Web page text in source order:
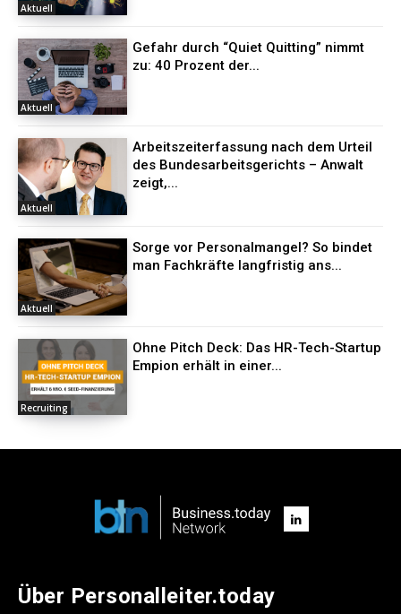
Aktuell
Aktuell
Gefahr durch “Quiet Quitting” nimmt
zu: 40 Prozent der...
Aktuell
Arbeitszeiterfassung nach dem Urteil
des Bundesarbeitsgerichts – Anwalt
zeigt,...
Aktuell
Sorge vor Personalmangel? So bindet
man Fachkräfte langfristig ans...
Recruiting
Ohne Pitch Deck: Das HR-Tech-Startup
Empion erhält in einer...
Über Personalleiter.today